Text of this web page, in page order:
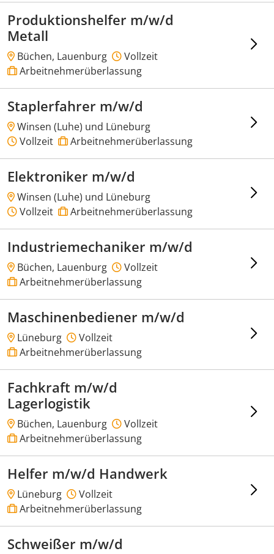
Produktionshelfer m/w/d
Metall
Büchen, Lauenburg
Vollzeit
Arbeitnehmerüberlassung
Staplerfahrer m/w/d
Winsen (Luhe) und Lüneburg
Vollzeit
Arbeitnehmerüberlassung
Elektroniker m/w/d
Winsen (Luhe) und Lüneburg
Vollzeit
Arbeitnehmerüberlassung
Industriemechaniker m/w/d
Büchen, Lauenburg
Vollzeit
Arbeitnehmerüberlassung
Maschinenbediener m/w/d
Lüneburg
Vollzeit
Arbeitnehmerüberlassung
Fachkraft m/w/d
Lagerlogistik
Büchen, Lauenburg
Vollzeit
Arbeitnehmerüberlassung
Helfer m/w/d Handwerk
Lüneburg
Vollzeit
Arbeitnehmerüberlassung
Schweißer m/w/d